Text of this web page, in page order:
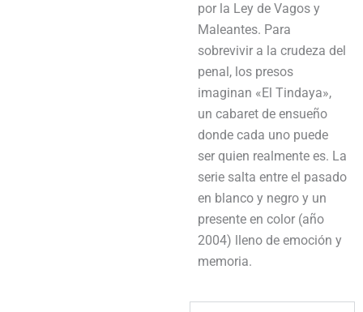
por la Ley de Vagos y
Maleantes. Para
sobrevivir a la crudeza del
penal, los presos
imaginan «El Tindaya»,
un cabaret de ensueño
donde cada uno puede
ser quien realmente es. La
serie salta entre el pasado
en blanco y negro y un
presente en color (año
2004) lleno de emoción y
memoria.